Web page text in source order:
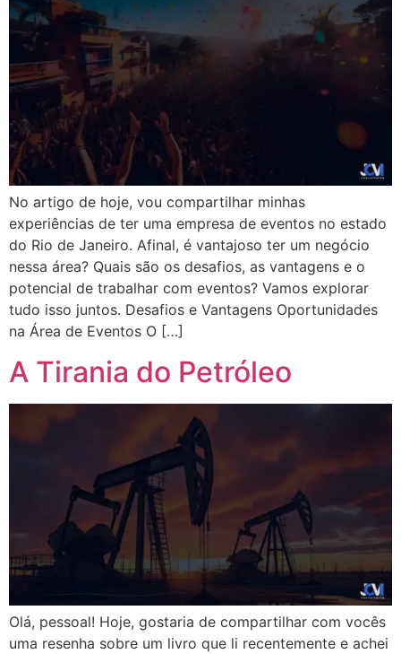
No artigo de hoje, vou compartilhar minhas
experiências de ter uma empresa de eventos no estado
do Rio de Janeiro. Afinal, é vantajoso ter um negócio
nessa área? Quais são os desafios, as vantagens e o
potencial de trabalhar com eventos? Vamos explorar
tudo isso juntos. Desafios e Vantagens Oportunidades
na Área de Eventos O […]
A Tirania do Petróleo
Olá, pessoal! Hoje, gostaria de compartilhar com vocês
uma resenha sobre um livro que li recentemente e achei